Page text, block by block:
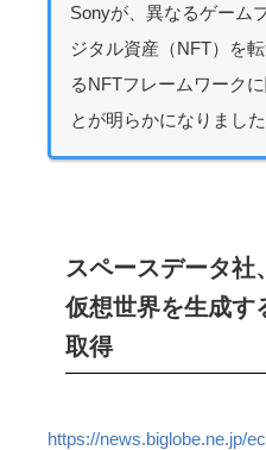
Sonyが、異なるゲーム
ジタル資産（NFT）を
るNFTフレームワーク
とが明らかになりました
スペースデータ社
仮想世界を生成す
取得
https://news.biglobe.ne.jp/